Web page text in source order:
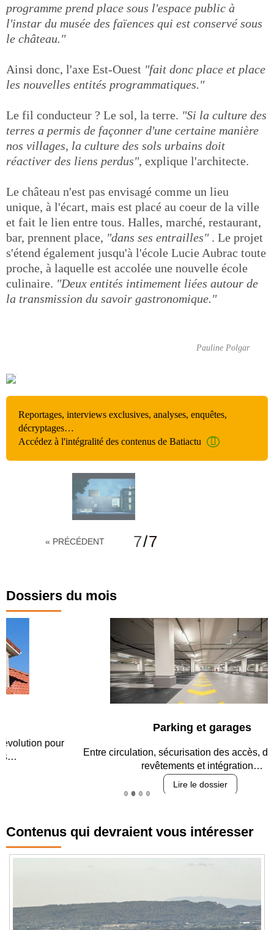
programme prend place sous l'espace public à
l'instar du musée des faïences qui est conservé sous
le château."
Ainsi donc, l'axe Est-Ouest "fait donc place et place
les nouvelles entités programmatiques."
Le fil conducteur ? Le sol, la terre. "Si la culture des
terres a permis de façonner d'une certaine manière
nos villages, la culture des sols urbains doit
réactiver des liens perdus", explique l'architecte.
Le château n'est pas envisagé comme un lieu
unique, à l'écart, mais est placé au coeur de la ville
et fait le lien entre tous. Halles, marché, restaurant,
bar, prennent place, "dans ses entrailles" . Le projet
s'étend également jusqu'à l'école Lucie Aubrac toute
proche, à laquelle est accolée une nouvelle école
culinaire. "Deux entités intimement liées autour de
la transmission du savoir gastronomique."
Pauline Polgar
Reportages, interviews exclusives, analyses, enquêtes,
décryptages…
Accédez à l'intégralité des contenus de Batiactu
« PRÉCÉDENT 7/7
Dossiers du mois
Parking et garages
Entre circulation, sécurisation des accès, durabilité des
revêtements et intégration…
Contenus qui devraient vous intéresser